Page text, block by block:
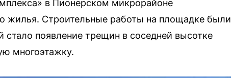
в Пионерском микрорайоне
жилья. Строительные работы на площадке были
появление трещин в соседней высотке
многоэтажку.